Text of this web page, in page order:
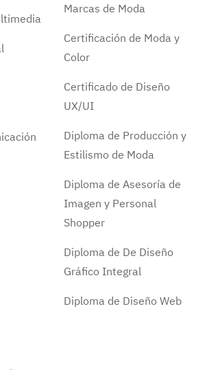
Marcas de Moda
Certificación de Moda y
Color
Certificado de Diseño
UX/UI
Diploma de Producción y
Estilismo de Moda
Diploma de Asesoría de
Imagen y Personal
Shopper
Diploma de De Diseño
Gráfico Integral
Diploma de Diseño Web